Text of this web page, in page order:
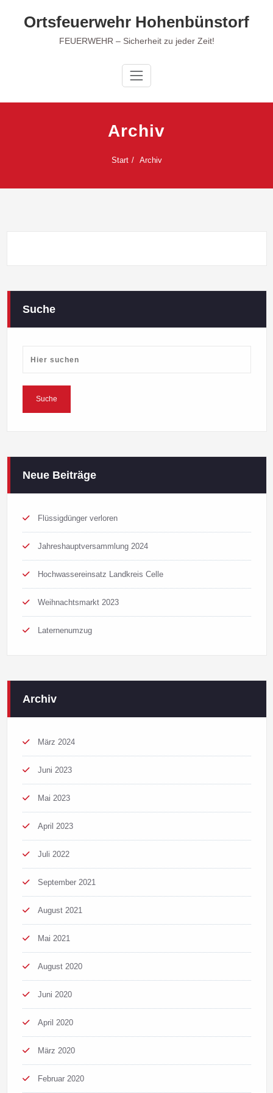
Ortsfeuerwehr Hohenbünstorf
FEUERWEHR – Sicherheit zu jeder Zeit!
Archiv
Start Archiv
Suche
Neue Beiträge
Flüssigdünger verloren
Jahreshauptversammlung 2024
Hochwassereinsatz Landkreis Celle
Weihnachtsmarkt 2023
Laternenumzug
Archiv
März 2024
Juni 2023
Mai 2023
April 2023
Juli 2022
September 2021
August 2021
Mai 2021
August 2020
Juni 2020
April 2020
März 2020
Februar 2020